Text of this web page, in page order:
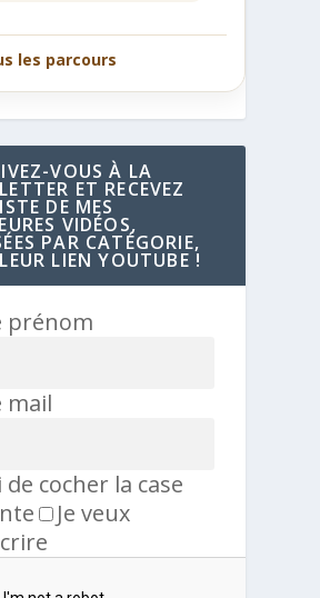
les parcours
VOUS À LA
ET RECEVEZ
DE MES
VIDÉOS,
PAR CATÉGORIE,
LIEN YOUTUBE !
prénom
mail
de cocher la case
Je veux